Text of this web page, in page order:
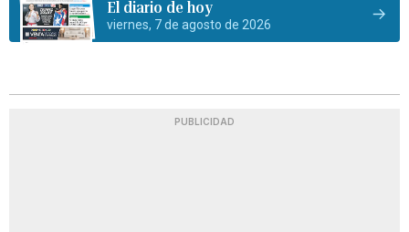
El diario de hoy
viernes, 7 de agosto de 2026
PUBLICIDAD